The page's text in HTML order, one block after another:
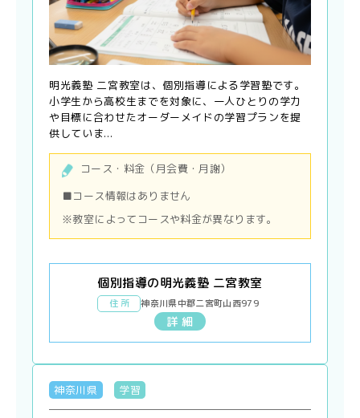
明光義塾 二宮教室は、個別指導による学習塾です。
小学生から高校生までを対象に、一人ひとりの学力
や目標に合わせたオーダーメイドの学習プランを提
供していま...
コース・料金（月会費・月謝）
■コース情報はありません
※教室によってコースや料金が異なります。
個別指導の明光義塾 二宮教室
住 所 神奈川県中郡二宮町山西979
詳 細
神奈川県 学習